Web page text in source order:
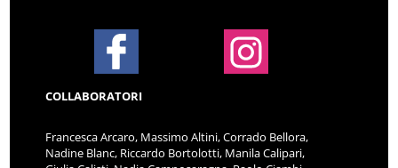
COLLABORATORI
Francesca Arcaro, Massimo Altini, Corrado Bellora,
Nadine Blanc, Riccardo Bortolotti, Manila Calipari,